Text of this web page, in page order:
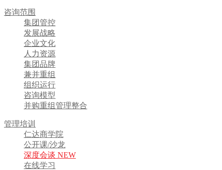
咨询范围
集团管控
发展战略
企业文化
人力资源
集团品牌
兼并重组
组织运行
咨询模型
并购重组管理整合
管理培训
仁达商学院
公开课/沙龙
深度会谈 NEW
在线学习